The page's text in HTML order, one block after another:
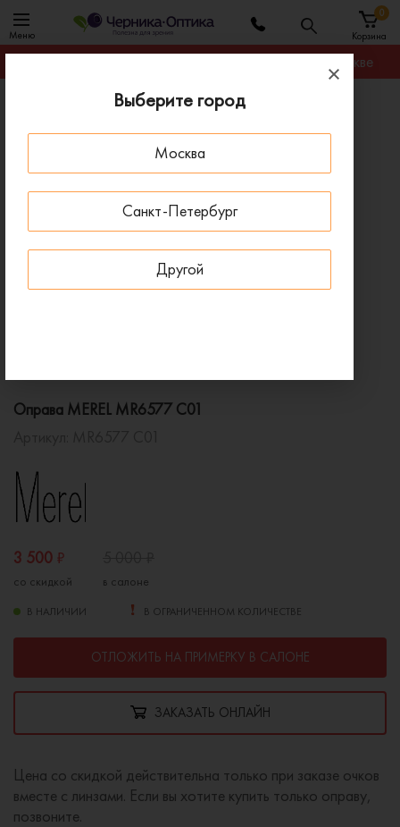
Выберите город
Москва
Санкт-Петербург
Другой
Меню Корзина
0
Гарантируем лучшую цену на любую оправу в Москве
Оправы для очков
Оправа MEREL MR6577 C01
Оправа MEREL MR6577 C01
3 500 ₽
со скидкой в салоне
В НАЛИЧИИ В ОГРАНИЧЕННОМ КОЛИЧЕСТВЕ
ОТЛОЖИТЬ НА ПРИМЕРКУ В САЛОНЕ
ЗАКАЗАТЬ ОНЛАЙН
Цена со скидкой действительна только при заказе очков
вместе с линзами. Если вы хотите купить только оправу,
позвоните.
- 30 % ДО 15 АВГУСТА